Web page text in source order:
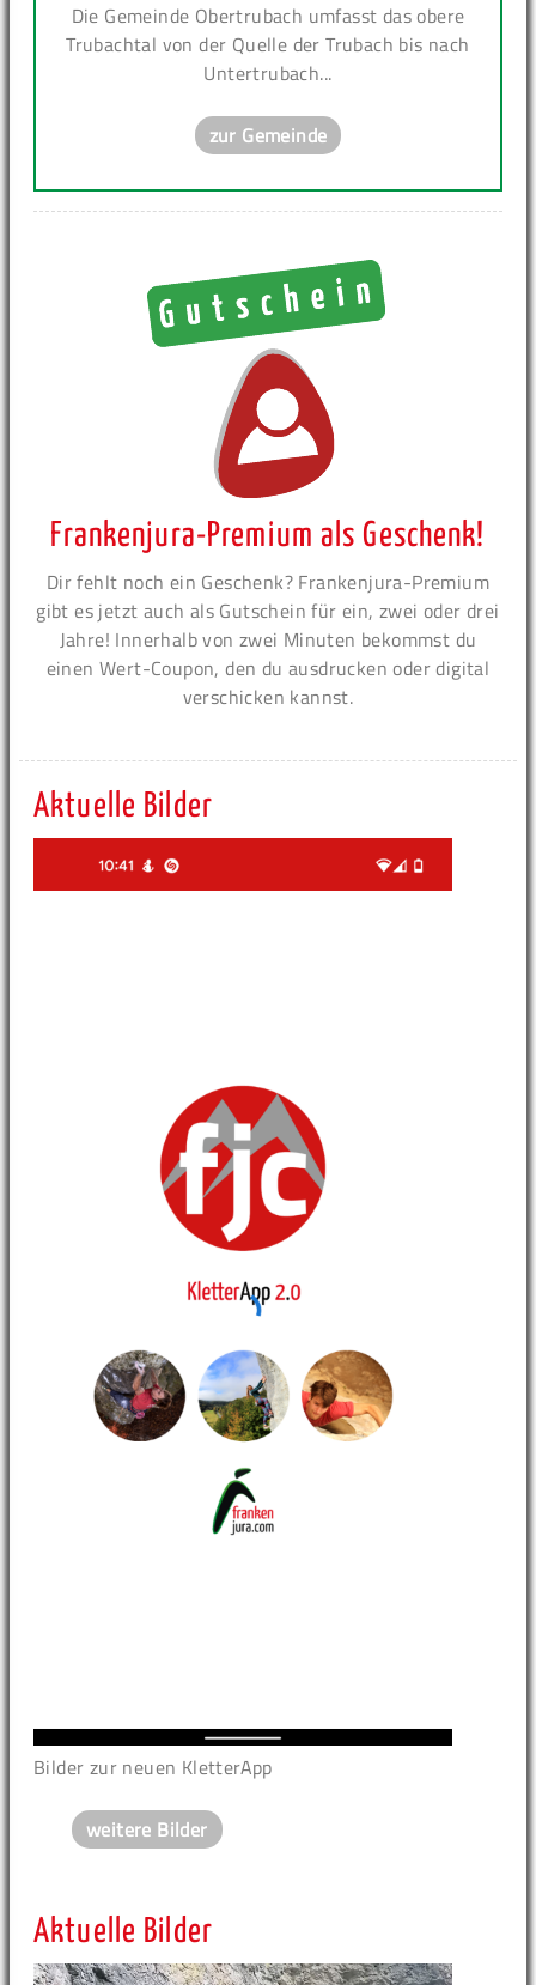
Die Gemeinde Obertrubach umfasst das obere
Trubachtal von der Quelle der Trubach bis nach
Untertrubach...
zur Gemeinde
Frankenjura-Premium als Geschenk!
Dir fehlt noch ein Geschenk? Frankenjura-Premium
gibt es jetzt auch als Gutschein für ein, zwei oder drei
Jahre! Innerhalb von zwei Minuten bekommst du
einen Wert-Coupon, den du ausdrucken oder digital
verschicken kannst.
Aktuelle Bilder
Bilder zur neuen KletterApp
weitere Bilder
Aktuelle Bilder